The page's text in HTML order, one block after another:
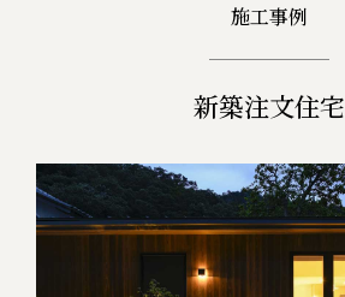
施工事例
新築注文住宅